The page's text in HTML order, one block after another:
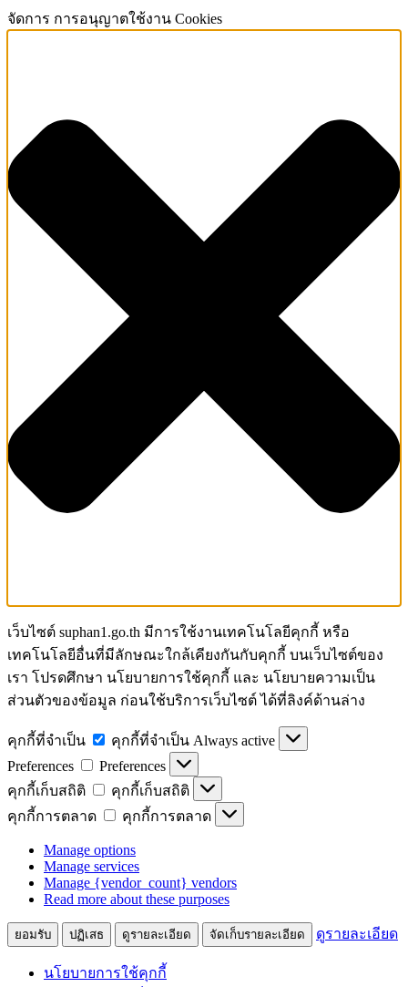
จัดการ การอนุญาตใช้งาน Cookies
เว็บไซต์ suphan1.go.th มีการใช้งานเทคโนโลยีคุกกี้ หรือ
เทคโนโลยีอื่นที่มีลักษณะใกล้เคียงกันกับคุกกี้ บนเว็บไซต์ของ
เรา โปรดศึกษา นโยบายการใช้คุกกี้ และ นโยบายความเป็น
ส่วนตัวของข้อมูล ก่อนใช้บริการเว็บไซต์ ได้ที่ลิงค์ด้านล่าง
คุกกี้ที่จำเป็น คุกกี้ที่จำเป็น Always active
Preferences
Preferences
คุกกี้เก็บสถิติ
คุกกี้เก็บสถิติ
คุกกี้การตลาด
คุกกี้การตลาด
Manage options
Manage services
Manage {vendor_count} vendors
Read more about these purposes
ยอมรับ ปฏิเสธ ดูรายละเอียด จัดเก็บรายละเอียด ดูรายละเอียด
นโยบายการใช้คุกกี้